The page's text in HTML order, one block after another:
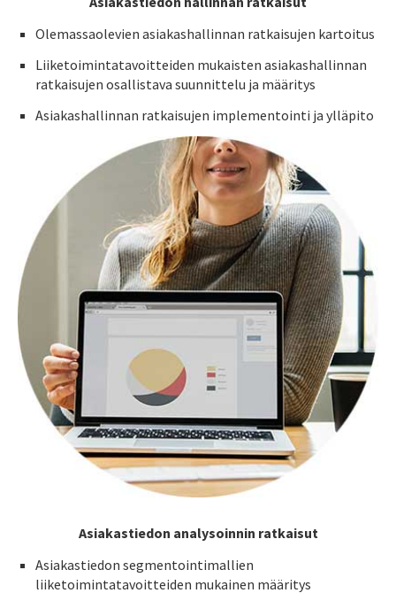
Olemassaolevien asiakashallinnan ratkaisujen kartoitus
Liiketoimintatavoitteiden mukaisten asiakashallinnan
ratkaisujen osallistava suunnittelu ja määritys
Asiakashallinnan ratkaisujen implementointi ja ylläpito
Asiakastiedon analysoinnin ratkaisut
Asiakastiedon segmentointimallien
liiketoimintatavoitteiden mukainen määritys